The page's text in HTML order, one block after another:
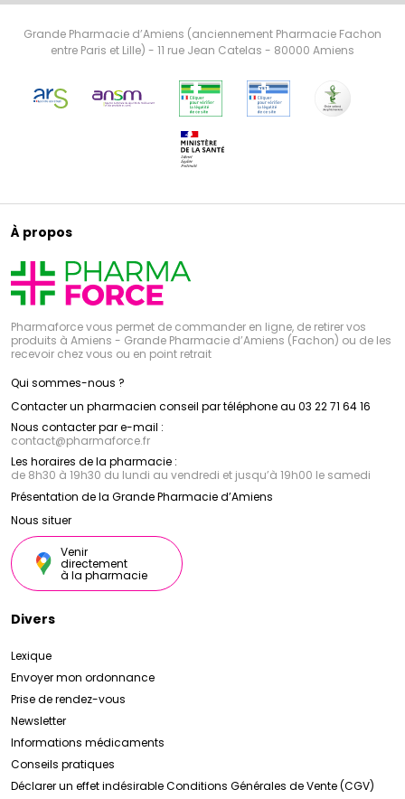
Grande Pharmacie d’Amiens (anciennement Pharmacie Fachon
entre Paris et Lille) - 11 rue Jean Catelas - 80000 Amiens
À propos
Pharmaforce vous permet de commander en ligne, de retirer vos
produits à Amiens - Grande Pharmacie d’Amiens (Fachon) ou de les
recevoir chez vous ou en point retrait
Qui sommes-nous ?
Contacter un pharmacien conseil par téléphone au 03 22 71 64 16
Nous contacter par e-mail :
contact@pharmaforce.fr
Les horaires de la pharmacie :
de 8h30 à 19h30 du lundi au vendredi et jusqu’à 19h00 le samedi
Présentation de la Grande Pharmacie d’Amiens
Nous situer
Venir
directement
à la pharmacie
Divers
Lexique
Envoyer mon ordonnance
Prise de rendez-vous
Newsletter
Informations médicaments
Conseils pratiques
Déclarer un effet indésirableConditions Générales de Vente (CGV)